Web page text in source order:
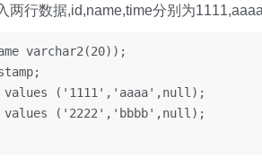
两行数据,id,name,time分别为
varchar2(20));
values ('1111','aaaa',null);
values ('2222','bbbb',null);